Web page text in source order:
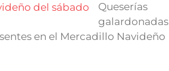
Queserías
galardonadas
en el Mercadillo Navideño